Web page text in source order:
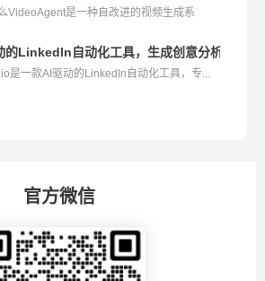
VideoAgent是一种自改进的视频生成系
LinkedIn自动化工具，生成创意分析趋势
是一款AI驱动的LinkedIn自动化工具，专...
官方微信